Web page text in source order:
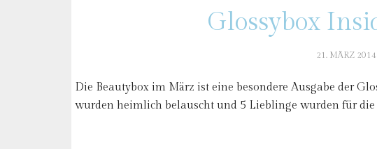
Glossybox
21. MÄRZ 2014
Die Beautybox im März ist eine besondere Ausgabe der
wurden heimlich belauscht und 5 Lieblinge wurden für